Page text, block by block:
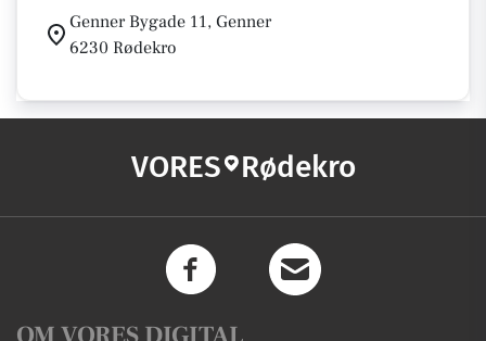
Genner Bygade 11, Genner
6230 Rødekro
VORES Rødekro